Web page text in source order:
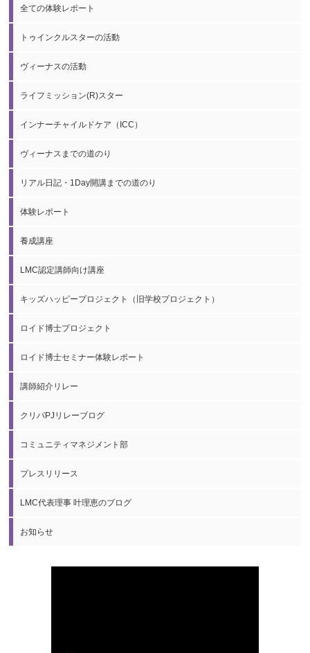
全ての体験レポート
トゥインクルスターの活動
ヴィーナスの活動
ライフミッション(R)スター
インナーチャイルドケア（ICC）
ヴィーナスまでの道のり
リアル日記・1Day開講までの道のり
体験レポート
養成講座
LMC認定講師向け講座
キッズハッピープロジェクト（旧学校プロジェクト）
ロイド博士プロジェクト
ロイド博士セミナー体験レポート
講師紹介リレー
クリパPJリレーブログ
コミュニティマネジメント部
プレスリリース
LMC代表理事 叶理恵のブログ
お知らせ